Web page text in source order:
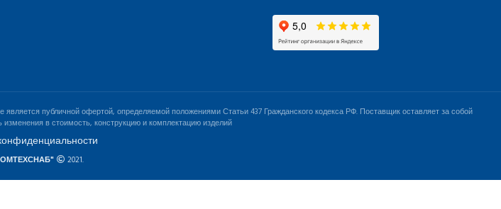
публичной офертой, определяемой положениями Статьи 437 Гражданского кодекса РФ. Поставщик оставляет за собой
в стоимость, конструкцию и комплектацию изделий
2021.